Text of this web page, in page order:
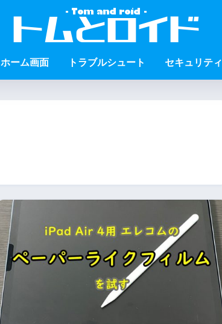
ホーム画面 トラブルシュート セキュリティ